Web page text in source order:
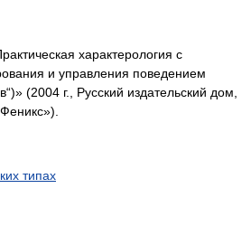
характерология с
и управления поведением
(2004 г., Русский издательский дом,
типах